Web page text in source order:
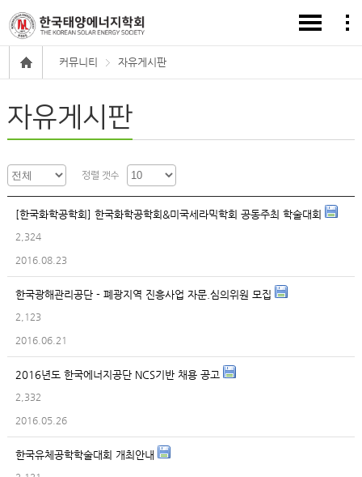
커뮤니티 자유게시판
자유게시판
정렬 갯수
[한국화학공학회] 한국화학공학회&미국세라믹학회 공동주최 학술대회
2,324
2016.08.23
한국광해관리공단 - 폐광지역 진흥사업 자문.심의위원 모집
2,123
2016.06.21
2016년도 한국에너지공단 NCS기반 채용 공고
2,332
2016.05.26
한국유체공학학술대회 개최안내